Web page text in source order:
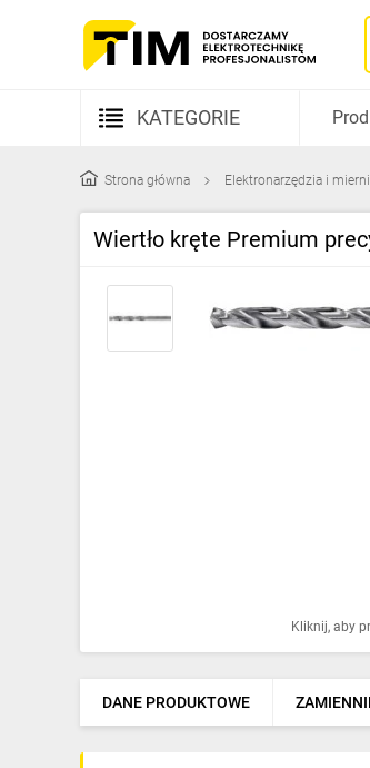
KATEGORIE
Kable i przewody
Rozdzielnice i obudowy
Ogrzewanie
Elektronarzędzia i mierniki
Strona główna Elektronarzędzia i
Wiertło kręte Premium
Kliknij, aby
DANE PRODUKTOWE